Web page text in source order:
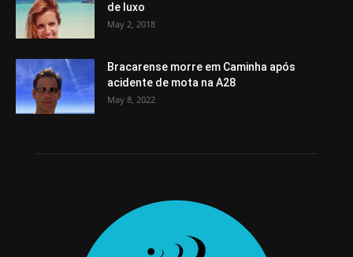
de luxo
May 2, 2018
Bracarense morre em Caminha após
acidente de mota na A28
May 8, 2022